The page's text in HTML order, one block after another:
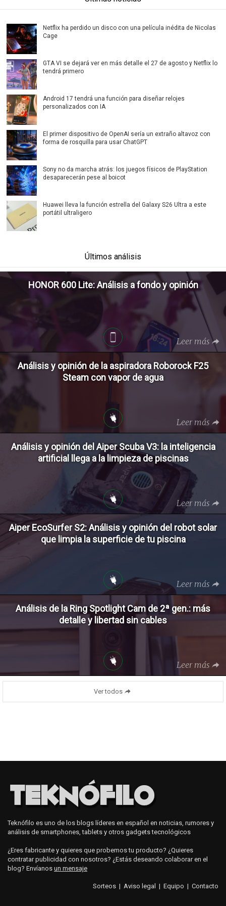
Netflix ha perdido un disco con una película inédita de Nicolas
Cage
GTA VI se dejará ver en más detalle el 27 de agosto y Netflix lo
tendrá primero
Android 17 tendrá una función para diseñar relojes
personalizados con IA
El primer dispositivo de OpenAI sería un extraño altavoz con
forma de rosquilla para usar ChatGPT
Sony no da marcha atrás: los juegos físicos de PlayStation
desaparecerán pese al boicot
Huawei lleva la función estrella del Galaxy S26 Ultra a este
portátil ultraligero
Últimos análisis
HONOR 600 Lite: Análisis a fondo y opinión
Leer más
Análisis y opinión de la aspiradora Roborock F25
Steam con vapor de agua
Leer más
Análisis y opinión del Aiper Scuba V3: la inteligencia
artificial llega a la limpieza de piscinas
Leer más
Aiper EcoSurfer S2: Análisis y opinión del robot solar
que limpia la superficie de tu piscina
Leer más
Análisis de la Ring Spotlight Cam de 2ª gen.: más
detalle y libertad sin cables
Leer más
Ver todos
Teknófilo es uno de los blogs líderes en español en noticias, rumores y
análisis de smartphones, tablets y otros gadgets tecnológicos
¿Eres fabricante y quieres que probemos tu producto? ¿Quieres
contratar publicidad con nosotros? ¿Estás deseando colaborar en el
blog? Envíanos un mensaje
Sorteos | Aviso legal | Equipo | Contacto